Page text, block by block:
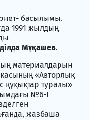
басылымы.
1991 жылдың
Мұқашев.
материалдарын
«Авторлық
құқықтар туралы»
№6-I
жазбаша